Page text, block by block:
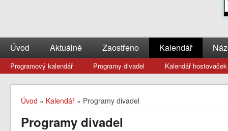
Úvod Aktuálně Zaostřeno Kalendář
Programový kalendář Programy divadel Kalendář hostovaček
Úvod » Kalendář » Programy divadel
Programy divadel